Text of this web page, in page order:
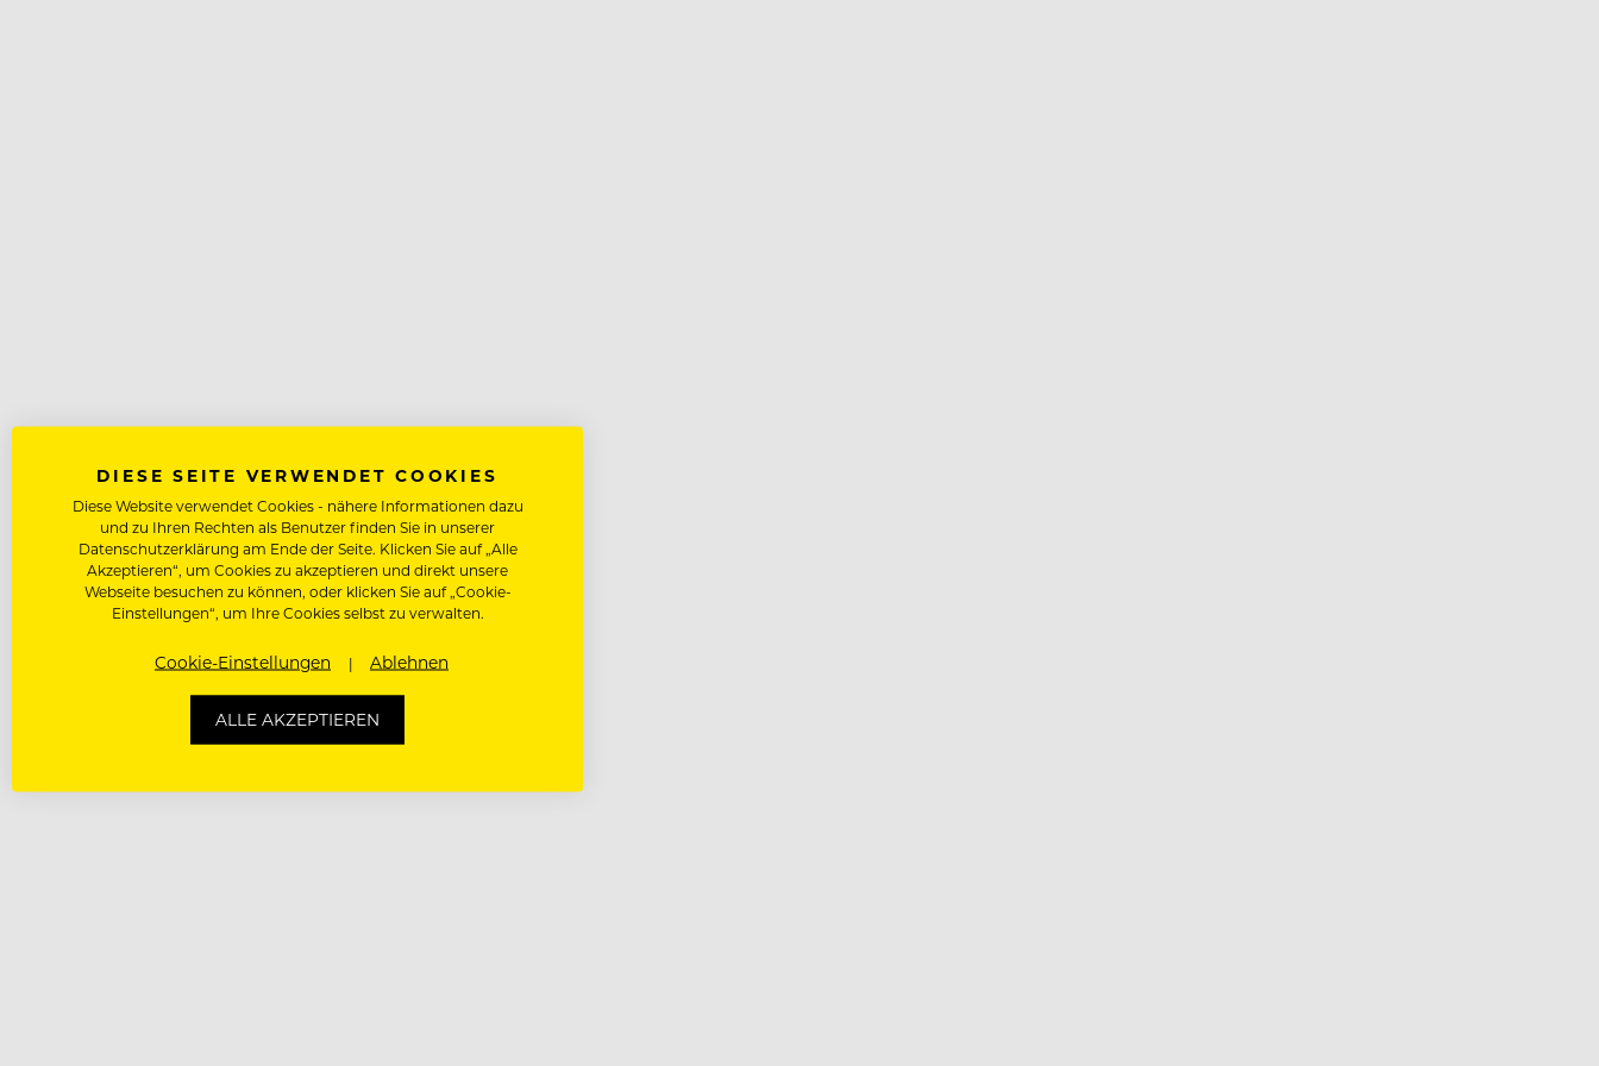
DIESE SEITE VERWENDET COOKIES
Diese Website verwendet Cookies - nähere Informationen dazu
und zu Ihren Rechten als Benutzer finden Sie in unserer
Datenschutzerklärung am Ende der Seite. Klicken Sie auf „Alle
Akzeptieren“, um Cookies zu akzeptieren und direkt unsere
Webseite besuchen zu können, oder klicken Sie auf „Cookie-
Einstellungen“, um Ihre Cookies selbst zu verwalten.
Cookie-Einstellungen Ablehnen
ALLE AKZEPTIEREN